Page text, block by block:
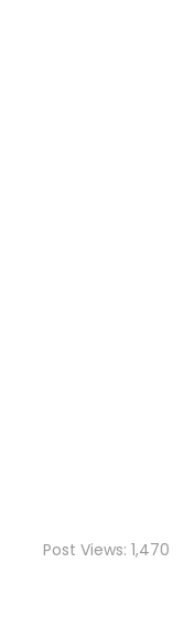
Post Views: 1,470